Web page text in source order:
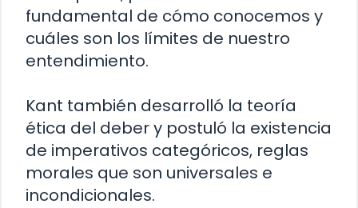
fundamental de cómo conocemos y
cuáles son los límites de nuestro
entendimiento.
Kant también desarrolló la teoría
ética del deber y postuló la existencia
de imperativos categóricos, reglas
morales que son universales e
incondicionales.